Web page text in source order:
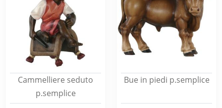
Cammelliere seduto
p.semplice
Bue in piedi p.semplice